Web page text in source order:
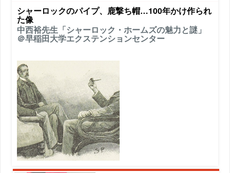
シャーロックのパイプ、鹿撃ち帽…100年かけ作られ
た像
中西裕先生「シャーロック・ホームズの魅力と謎」
＠早稲田大学エクステンションセンター